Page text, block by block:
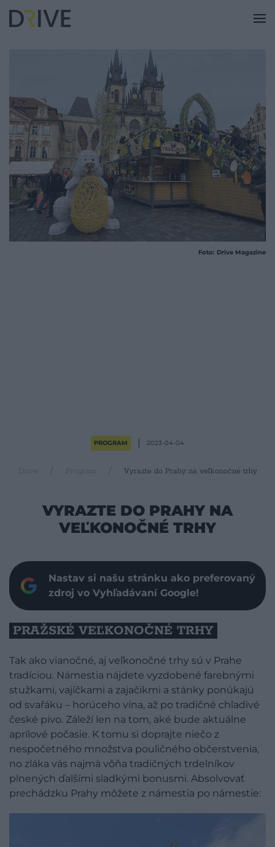
Foto: Drive Magazine
PROGRAM 2023-04-04
Drive Vyrazte do Prahy na veľkonočné trhy
VYRAZTE DO PRAHY NA
VEĽKONOČNÉ TRHY
Nastav si našu stránku ako preferovaný
zdroj vo Vyhľadávaní Google!
PRAŽSKÉ VEĽKONOČNÉ TRHY
Tak ako vianočné, aj veľkonočné trhy sú v Prahe
tradíciou. Námestia nájdete vyzdobené farebnými
stužkami, vajíčkami a zajačikmi a stánky ponúkajú
od svařáku – horúceho vína, až po tradičné chladivé
české pivo. Záleží len na tom, aké bude aktuálne
aprílové počasie. K tomu si doprajte niečo z
nespočetného množstva pouličného občerstvenia,
no zláka vás najmä vôňa tradičných trdelníkov
plnených ďalšími sladkými bonusmi. Absolvovať
prechádzku Prahy môžete z námestia po námestie: